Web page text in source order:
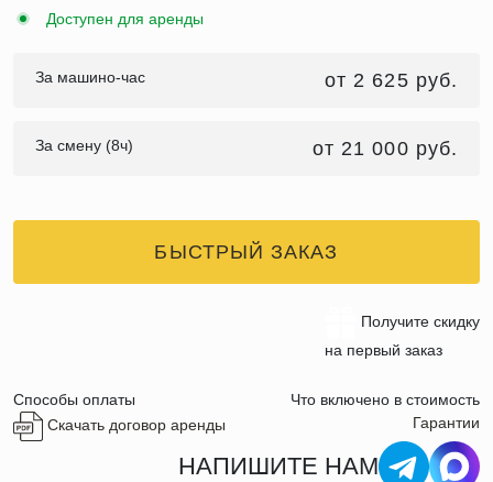
Доступен для аренды
За машино-час от 2 625 руб.
За смену (8ч) от 21 000 руб.
БЫСТРЫЙ ЗАКАЗ
Получите скидку
на первый заказ
Способы оплаты
Что включено в стоимость
Скачать договор аренды
Гарантии
НАПИШИТЕ НАМ